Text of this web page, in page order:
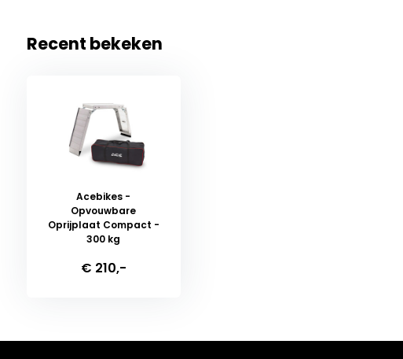
Recent bekeken
Acebikes -
Opvouwbare
Oprijplaat Compact -
300 kg
€ 210,-